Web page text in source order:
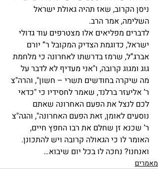
ניסן הקרוב, שאז תהיה גאולת ישראל
השלימה, אמר הרב.
לדברים מפליאים אלו מצטרפים עוד גדולי
ישראל, כדוגמת הצדיק המקובל ר” יורם
אברג”ל, שרמז בדרשתו לאחרונה כי מלחמת
גוג ומגוג קרובה, ו"אני מעדיף לא לדבר על
מה שיקרה בחודשים תשרי – חשון", והרה"צ
ר’ אליעזר ברלנד, שאמר לחסידיו כי "כדאי
לכם לנצל את הפעם האחרונה שאתם
נוסעים לאומן, זאת הפעם האחרונה", והגה"צ
ר’ שכנא זן שחלם את רבו החפץ חיים,
האומר לו כי הגאולה קרובה ויש להתכונן.
ואנחנו? נחכה לו בכל יום שיבוא…
מאמרים